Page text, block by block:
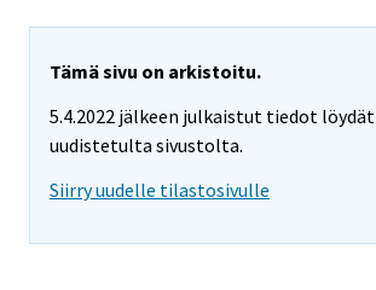
Tämä sivu on arkistoitu.
5.4.2022 jälkeen julkaistut tiedot löydät
uudistetulta sivustolta.
Siirry uudelle tilastosivulle